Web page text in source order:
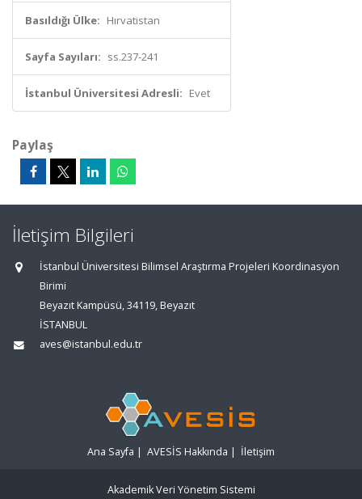
Basıldığı Ülke: Hırvatistan
Sayfa Sayıları: ss.237-241
İstanbul Üniversitesi Adresli: Evet
Paylaş
İletişim Bilgileri
İstanbul Üniversitesi Bilimsel Araştırma Projeleri Koordinasyon
Birimi
Beyazıt Kampüsü, 34119, Beyazıt
İSTANBUL
aves@istanbul.edu.tr
Ana Sayfa | AVESİS Hakkında | İletişim
Akademik Veri Yönetim Sistemi